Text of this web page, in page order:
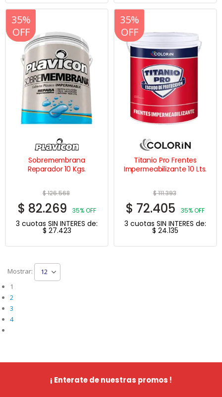
20%
OFF
35%
OFF
Sobremembrana
Reparador 10 Kgs.
$126.568
$ 82.269 35% OFF
3 cuotas SIN INTERES de:
$ 27.423
20%
OFF
35%
OFF
Titanio Pro Frentes
Impermeabilizante 10 Lts.
$111.393
$ 72.405 35% OFF
3 cuotas SIN INTERES de:
$ 24.135
Mostrar:
1
2
3
4
¡ Enterate de nuestras promos !